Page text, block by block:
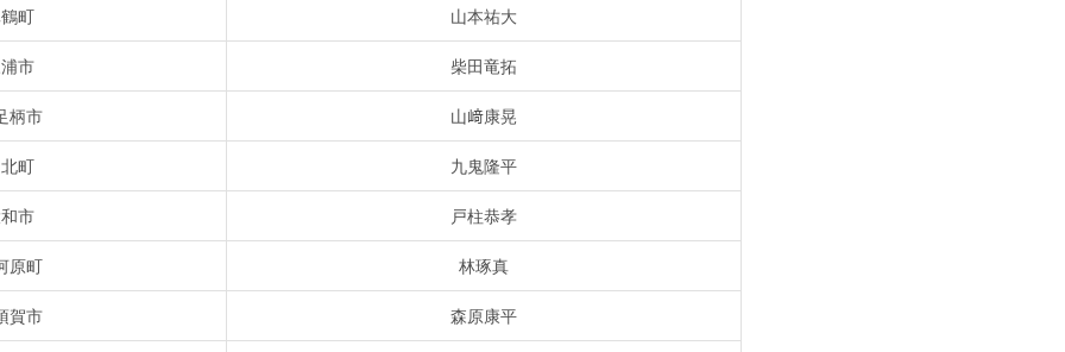
町 山本祐大
市 柴田竜拓
柄市 山﨑康晃
町 九鬼隆平
市 戸柱恭孝
原町 林琢真
賀市 森原康平